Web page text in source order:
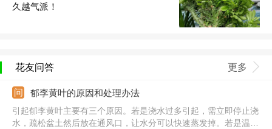
久越气派！
花友问答 更多
郁李黄叶的原因和处理办法
引起郁李黄叶主要有三个原因。若是浇水过多引起，需立即停止浇
水，疏松盆土然后放在通风口，让水分可以快速蒸发掉。若是温度